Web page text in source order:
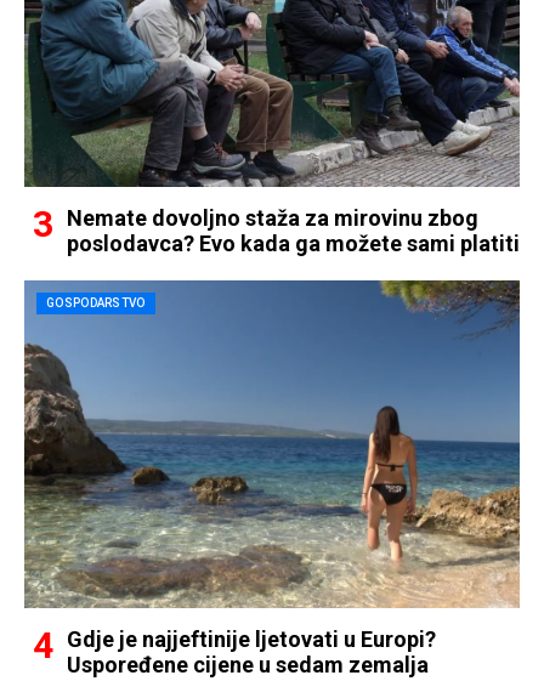
Nemate dovoljno staža za mirovinu zbog
poslodavca? Evo kada ga možete sami platiti
GOSPODARSTVO
Gdje je najjeftinije ljetovati u Europi?
Uspoređene cijene u sedam zemalja